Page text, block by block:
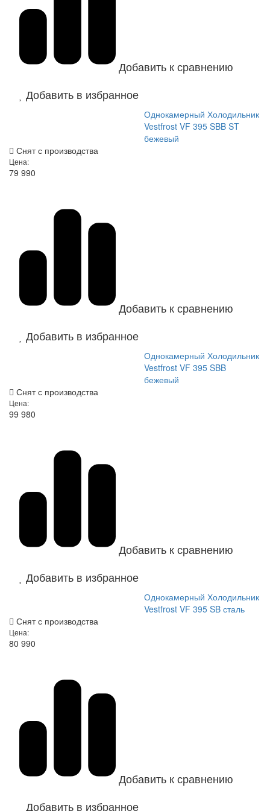
Добавить к сравнению
Добавить в избранное
Однокамерный Холодильник
Vestfrost VF 395 SBB ST
бежевый
Снят с производства
Цена:
79 990
Добавить к сравнению
Добавить в избранное
Однокамерный Холодильник
Vestfrost VF 395 SBB
бежевый
Снят с производства
Цена:
99 980
Добавить к сравнению
Добавить в избранное
Однокамерный Холодильник
Vestfrost VF 395 SB сталь
Снят с производства
Цена:
80 990
Добавить к сравнению
Добавить в избранное